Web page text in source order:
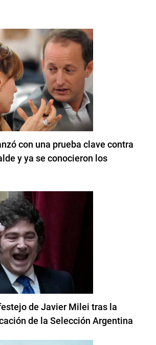
con una prueba clave contra
y ya se conocieron los
de Javier Milei tras la
de la Selección Argentina